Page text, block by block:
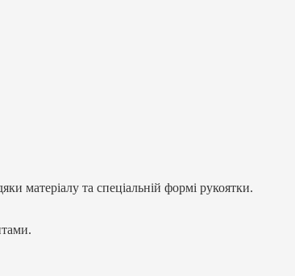
матеріалу та спеціальній формі рукоятки.